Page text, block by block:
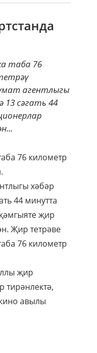
таба 76
агентлыгы
13 сәгать 44
76 километр
хәбәр
44 минутта
җир
Җир тетрәве
76 километр
җир
тирәнлектә,
авылы